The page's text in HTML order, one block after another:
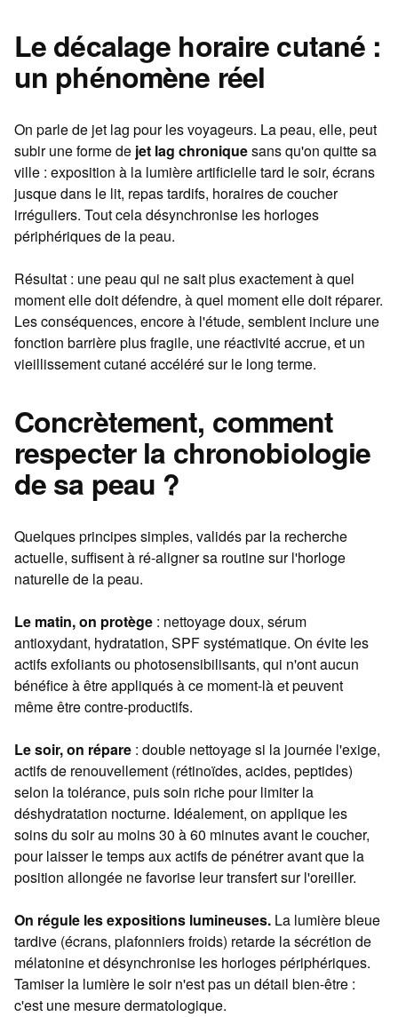
Le décalage horaire cutané :
un phénomène réel
On parle de jet lag pour les voyageurs. La peau, elle, peut
subir une forme de jet lag chroniquesans qu'on quitte sa
ville : exposition à la lumière artificielle tard le soir, écrans
jusque dans le lit, repas tardifs, horaires de coucher
irréguliers. Tout cela désynchronise les horloges
périphériques de la peau.
Résultat : une peau qui ne sait plus exactement à quel
moment elle doit défendre, à quel moment elle doit réparer.
Les conséquences, encore à l'étude, semblent inclure une
fonction barrière plus fragile, une réactivité accrue, et un
vieillissement cutané accéléré sur le long terme.
Concrètement, comment
respecter la chronobiologie
de sa peau ?
Quelques principes simples, validés par la recherche
actuelle, suffisent à ré-aligner sa routine sur l'horloge
naturelle de la peau.
Le matin, on protège : nettoyage doux, sérum
antioxydant, hydratation, SPF systématique. On évite les
actifs exfoliants ou photosensibilisants, qui n'ont aucun
bénéfice à être appliqués à ce moment-là et peuvent
même être contre-productifs.
Le soir, on répare : double nettoyage si la journée l'exige,
actifs de renouvellement (rétinoïdes, acides, peptides)
selon la tolérance, puis soin riche pour limiter la
déshydratation nocturne. Idéalement, on applique les
soins du soir au moins 30 à 60 minutes avant le coucher,
pour laisser le temps aux actifs de pénétrer avant que la
position allongée ne favorise leur transfert sur l'oreiller.
On régule les expositions lumineuses. La lumière bleue
tardive (écrans, plafonniers froids) retarde la sécrétion de
mélatonine et désynchronise les horloges périphériques.
Tamiser la lumière le soir n'est pas un détail bien-être :
c'est une mesure dermatologique.